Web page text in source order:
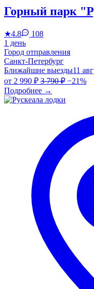
Горный парк
★4.8
108
1 день
Город отправления
Санкт-Петербург
Ближайшие выезды11
от 2 990 ₽ 3 790 ₽ −21%
Подробнее →